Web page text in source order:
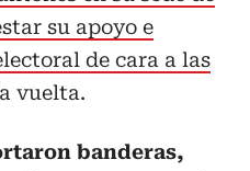
su apoyo e
de cara a las
vuelta.
banderas,